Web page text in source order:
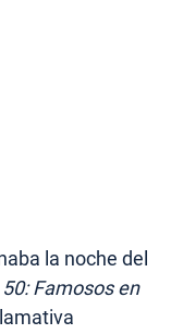
la noche del
50: Famosos en